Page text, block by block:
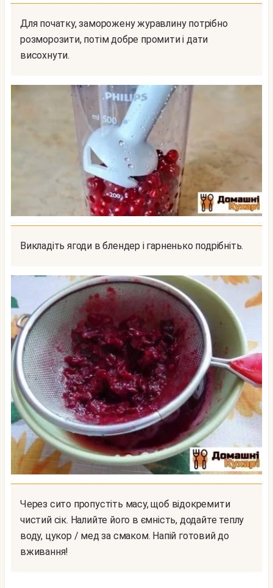
Для початку, заморожену журавлину потрібно
розморозити, потім добре промити і дати
висохнути.
Викладіть ягоди в блендер і гарненько подрібніть.
Через сито пропустіть масу, щоб відокремити
чистий сік. Налийте його в ємність, додайте теплу
воду, цукор / мед за смаком. Напій готовий до
вживання!